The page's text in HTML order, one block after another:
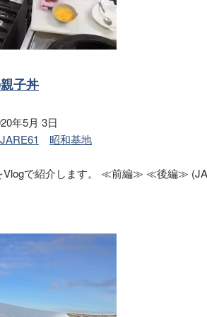
子丼
年5月 3日
JARE61 昭和基地
Vlogで紹介します。 ≪前編≫ ≪後編≫